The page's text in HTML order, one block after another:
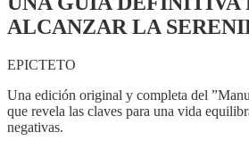
ALCANZAR LA
EPICTETO
Una edición original y completa del
que revela las claves para una vida
negativas.